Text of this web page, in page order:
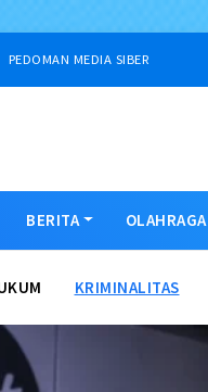
PEDOMAN MEDIA SIBER
BERITA OLAHRAGA
KRIMINALITAS